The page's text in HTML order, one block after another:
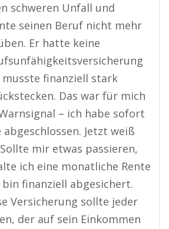
schweren Unfall und
seinen Beruf nicht mehr
Er hatte keine
musste finanziell stark
Das war für mich
– ich habe sofort
abgeschlossen. Jetzt weiß
mir etwas passieren,
ich eine monatliche Rente
bin finanziell abgesichert.
Versicherung sollte jeder
der auf sein Einkommen